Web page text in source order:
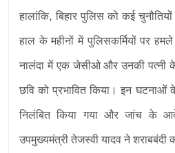
हालांकि, बिहार पुलिस को कई
हाल के महीनों में पुलिसकर्मियों पर
नालंदा में एक जेसीओ और उनकी पत्नी के
छवि को प्रभावित किया। इन घटनाओं
निलंबित किया गया और जांच के
उपमुख्यमंत्री तेजस्वी यादव ने शराबबंदी